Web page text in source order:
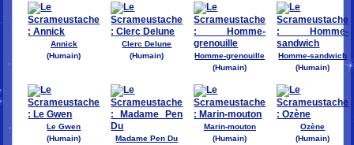
Annick
(Humain)
Clerc Delune
(Humain)
Homme-grenouille
(Humain)
Homme-sandwich
(Humain)
Le Gwen
(Humain)
Madame Pen Du
Marin-mouton
(Humain)
Ozène
(Humain)